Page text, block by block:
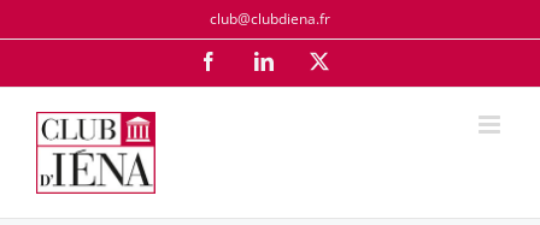
au
club@clubdiena.fr
FacebookLinkedIn